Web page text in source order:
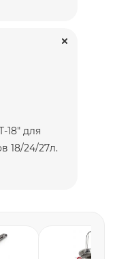
18" для
18/24/27л.